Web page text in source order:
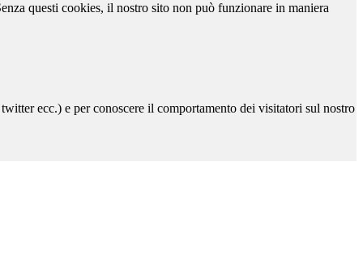
questi cookies, il nostro sito non può funzionare in maniera
ecc.) e per conoscere il comportamento dei visitatori sul nostro